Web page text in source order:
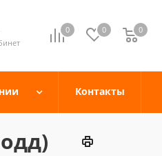
0 0 0
Контакты